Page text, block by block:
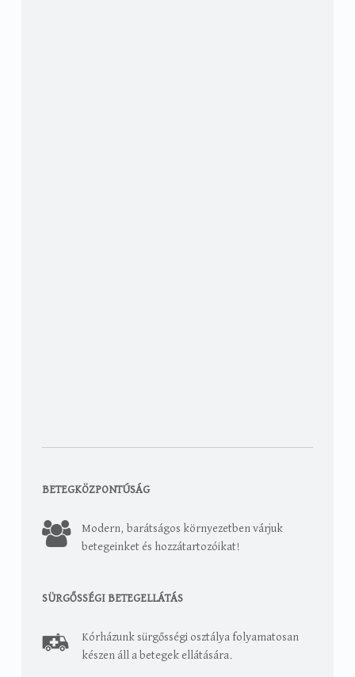
BETEGKÖZPONTÚSÁG
Modern, barátságos környezetben várjuk
betegeinket és hozzátartozóikat!
SÜRGŐSSÉGI BETEGELLÁTÁS
Kórházunk sürgősségi osztálya folyamatosan
készen áll a betegek ellátására.